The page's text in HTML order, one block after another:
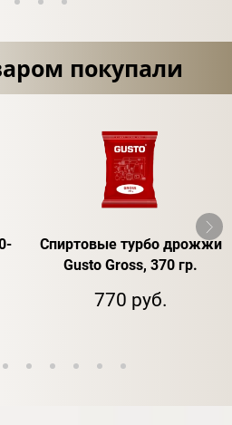
покупали
Спиртовые турбо дрожжи
Gusto Gross, 370 гр.
770 руб.